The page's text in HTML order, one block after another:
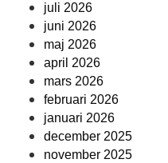
juli 2026
juni 2026
maj 2026
april 2026
mars 2026
februari 2026
januari 2026
december 2025
november 2025